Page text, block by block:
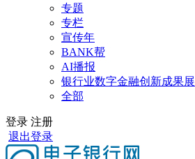
专题
专栏
宣传年
BANK帮
AI播报
银行业数字金融创新成果展
全部
登录 注册
退出登录